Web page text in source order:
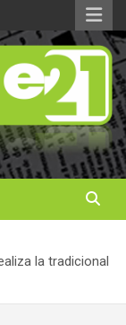
la tradicional